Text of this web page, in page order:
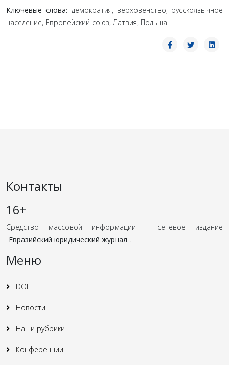
Ключевые слова: демократия, верховенство, русскоязычное
население, Европейский союз, Латвия, Польша.
Контакты
16+
Средство массовой информации - сетевое издание
"Евразийский юридический журнал".
Меню
DOI
Новости
Наши рубрики
Конференции